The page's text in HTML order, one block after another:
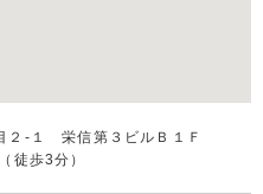
２-１ 栄信第３ビルＢ１Ｆ
徒歩3分）